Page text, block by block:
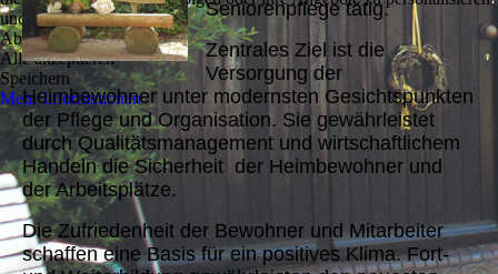
Seniorenpflege tätig.
Zentrales Ziel ist die
Versorgung der
Heimbewohner unter modernsten Gesichtspunkten
der Pflege und Organisation. Sie gewährleistet
durch Qualitätsmanagement und wirtschaftlichem
Handeln die Sicherheit der Heimbewohner und
der Arbeitsplätze.
Die Zufriedenheit der Bewohner und Mitarbeiter
schaffen eine Basis für ein positives Klima. Fort-
und zu optimieren.
Ablehnen
Alle akzeptieren
Speichern
Mehr Informationen